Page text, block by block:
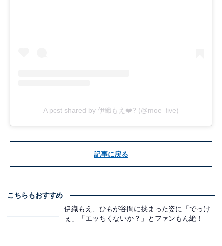
A post shared by 伊織もえ❤️‍? (@moe_five)
記事に戻る
こちらもおすすめ
伊織もえ、ひもが谷間に挟まった姿に「でっけ
ぇ」「エッちくないか？」とファンもん絶！